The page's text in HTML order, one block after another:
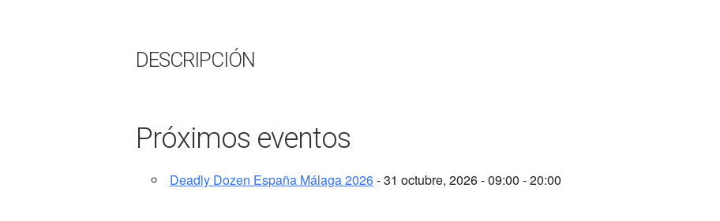
DESCRIPCIÓN
Próximos eventos
Deadly Dozen España Málaga 2026- 31 octubre, 2026 - 09:00 - 20:00